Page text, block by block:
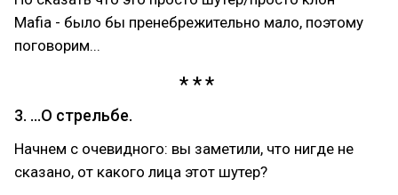
Mafia - было бы пренебрежительно мало, поэтому
поговорим...
3. ...О стрельбе.
Начнем с очевидного: вы заметили, что нигде не
сказано, от какого лица этот шутер?